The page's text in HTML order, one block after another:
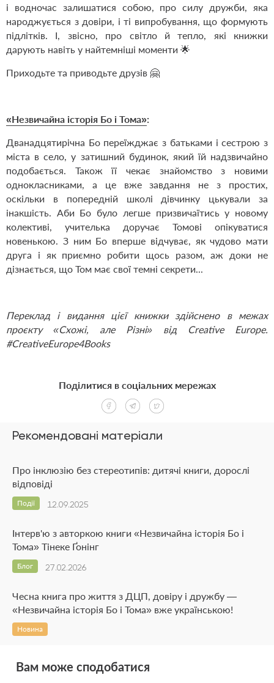
і водночас залишатися собою, про силу дружби, яка
народжується з довіри, і ті випробування, що формують
підлітків. І, звісно, про світло й тепло, які книжки
дарують навіть у найтемніші моменти 🌟
Приходьте та приводьте друзів 🤗
«Незвичайна історія Бо і Тома»:
Дванадцятирічна Бо переїжджає з батьками і сестрою з
міста в село, у затишний будинок, який їй надзвичайно
подобається. Також її чекає знайомство з новими
однокласниками, а це вже завдання не з простих,
оскільки в попередній школі дівчинку цькували за
інакшість. Аби Бо було легше призвичаїтись у новому
колективі, учителька доручає Томові опікуватися
новенькою. З ним Бо вперше відчуває, як чудово мати
друга і як приємно робити щось разом, аж доки не
дізнається, що Том має свої темні секрети...
Переклад і видання цієї книжки здійснено в межах
проєкту «Схожі, але Різні» від Creative Europe.
#CreativeEurope4Books
Рекомендовані матеріали
Про інклюзію без стереотипів: дитячі книги, дорослі
відповіді
12.09.2025
Події
Інтерв'ю з авторкою книги «Незвичайна історія Бо і
Тома» Тінеке Ґонінг
27.02.2026
Блог
Чесна книга про життя з ДЦП, довіру і дружбу —
«Незвичайна історія Бо і Тома» вже українською!
Новина
Поділитися в соціальних мережах
Вам може сподобатися